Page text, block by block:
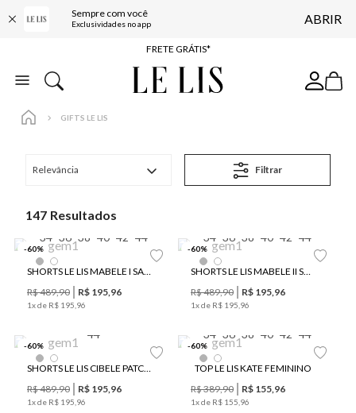
Sempre com você
Exclusividades no app ABRIR
ENTREGA EXPRESSA*
FRETE GRÁTIS*
BAIXE O APP
GIFTS LE LIS
Relevância Filtrar
147
-60%
34 36 38 40 42 44
SHORTS LE LIS MABELE I SARJA FEMININO
R$489,90 R$ 195,96
1x de R$ 195 96
-60%
34 36 38 40 42 44
SHORTS LE LIS MABELE II SARJA FEMININO
R$489,90 R$ 195,96
1x de R$ 195 96
-60%
44
SHORTS LE LIS CIBELE PATCH JEANS FEMININO
R$489,90 R$ 195,96
1x de R$ 195 96
-60%
34 36 38 40 42 44
TOP LE LIS KATE FEMININO
R$389,90 R$ 155,96
1x de R$ 155 96